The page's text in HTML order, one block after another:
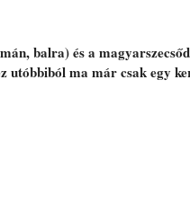
balra) és a
utóbbiból ma már csak egy